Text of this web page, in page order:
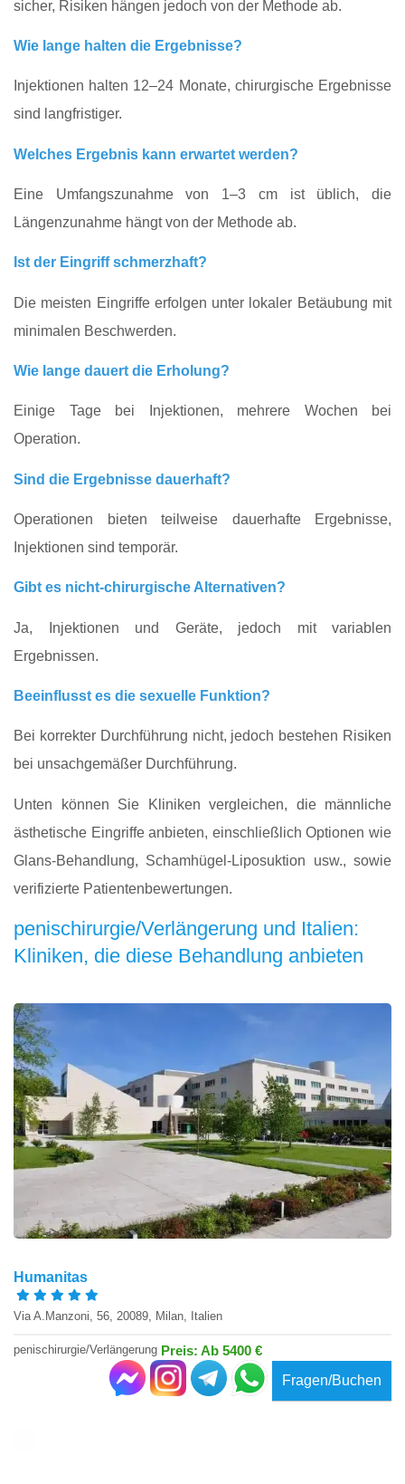
sicher, Risiken hängen jedoch von der Methode ab.
Wie lange halten die Ergebnisse?
Injektionen halten 12–24 Monate, chirurgische Ergebnisse
sind langfristiger.
Welches Ergebnis kann erwartet werden?
Eine Umfangszunahme von 1–3 cm ist üblich, die
Längenzunahme hängt von der Methode ab.
Ist der Eingriff schmerzhaft?
Die meisten Eingriffe erfolgen unter lokaler Betäubung mit
minimalen Beschwerden.
Wie lange dauert die Erholung?
Einige Tage bei Injektionen, mehrere Wochen bei
Operation.
Sind die Ergebnisse dauerhaft?
Operationen bieten teilweise dauerhafte Ergebnisse,
Injektionen sind temporär.
Gibt es nicht-chirurgische Alternativen?
Ja, Injektionen und Geräte, jedoch mit variablen
Ergebnissen.
Beeinflusst es die sexuelle Funktion?
Bei korrekter Durchführung nicht, jedoch bestehen Risiken
bei unsachgemäßer Durchführung.
Unten können Sie Kliniken vergleichen, die männliche
ästhetische Eingriffe anbieten, einschließlich Optionen wie
Glans-Behandlung, Schamhügel-Liposuktion usw., sowie
verifizierte Patientenbewertungen.
penischirurgie/Verlängerung und Italien:
Kliniken, die diese Behandlung anbieten
Humanitas
Via A.Manzoni, 56, 20089, Milan, Italien
penischirurgie/Verlängerung Preis: Ab 5400 €
Fragen/Buchen